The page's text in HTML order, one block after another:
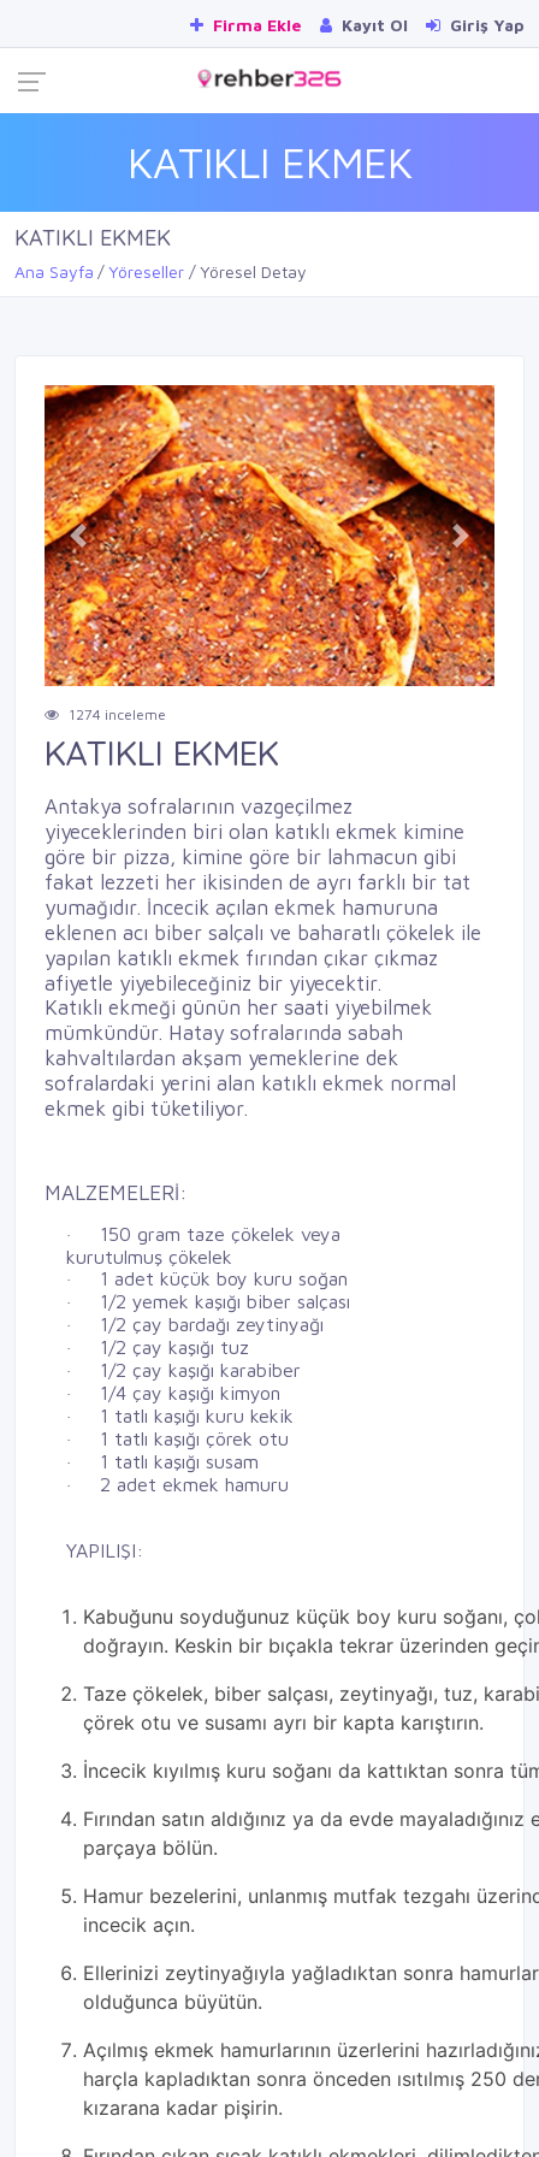
Firma Ekle Kayıt Ol Giriş Yap
KATIKLI EKMEK
KATIKLI EKMEK
Ana Sayfa Yöreseller Yöresel Detay
Previous Next
1274 inceleme
KATIKLI EKMEK
Antakya sofralarının vazgeçilmez
yiyeceklerinden biri olan katıklı ekmek kimine
göre bir pizza, kimine göre bir lahmacun gibi
fakat lezzeti her ikisinden de ayrı farklı bir tat
yumağıdır. İncecik açılan ekmek hamuruna
eklenen acı biber salçalı ve baharatlı çökelek ile
yapılan katıklı ekmek fırından çıkar çıkmaz
afiyetle yiyebileceğiniz bir yiyecektir.
Katıklı ekmeği günün her saati yiyebilmek
mümkündür. Hatay sofralarında sabah
kahvaltılardan akşam yemeklerine dek
sofralardaki yerini alan katıklı ekmek normal
ekmek gibi tüketiliyor.
MALZEMELERİ:
·
150 gram taze çökelek veya
kurutulmuş çökelek
· 1 adet küçük boy kuru soğan
· 1/2 yemek kaşığı biber salçası
· 1/2 çay bardağı zeytinyağı
· 1/2 çay kaşığı tuz
· 1/2 çay kaşığı karabiber
· 1/4 çay kaşığı kimyon
· 1 tatlı kaşığı kuru kekik
· 1 tatlı kaşığı çörek otu
· 1 tatlı kaşığı susam
· 2 adet ekmek hamuru
YAPILIŞI:
Kabuğunu soyduğunuz küçük boy kuru soğanı,
doğrayın. Keskin bir bıçakla tekrar üzerinden
Taze çökelek, biber salçası, zeytinyağı, tuz,
çörek otu ve susamı ayrı bir kapta karıştırın.
İncecik kıyılmış kuru soğanı da kattıktan sonra
Fırından satın aldığınız ya da evde
parçaya bölün.
Hamur bezelerini, unlanmış mutfak tezgahı
incecik açın.
Ellerinizi zeytinyağıyla yağladıktan sonra
olduğunca büyütün.
Açılmış ekmek hamurlarının üzerlerini
harçla kapladıktan sonra önceden ısıtılmış 250
kızarana kadar pişirin.